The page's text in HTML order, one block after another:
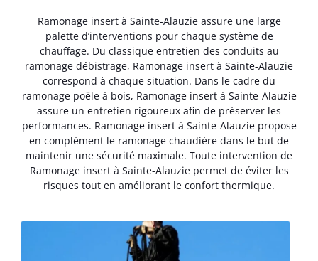
Ramonage insert à Sainte-Alauzie assure une large
palette d’interventions pour chaque système de
chauffage. Du classique entretien des conduits au
ramonage débistrage, Ramonage insert à Sainte-Alauzie
correspond à chaque situation. Dans le cadre du
ramonage poêle à bois, Ramonage insert à Sainte-Alauzie
assure un entretien rigoureux afin de préserver les
performances. Ramonage insert à Sainte-Alauzie propose
en complément le ramonage chaudière dans le but de
maintenir une sécurité maximale. Toute intervention de
Ramonage insert à Sainte-Alauzie permet de éviter les
risques tout en améliorant le confort thermique.